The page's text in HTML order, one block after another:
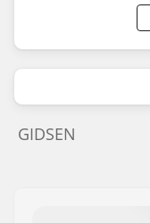
GIDSEN